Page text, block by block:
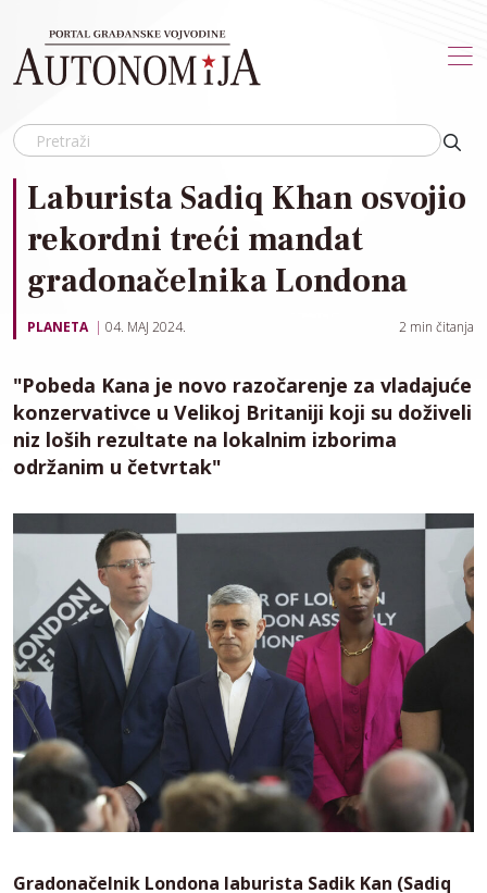
Laburista Sadiq Khan osvojio
rekordni treći mandat
gradonačelnika Londona
PLANETA 04. MAJ 2024. 2 min čitanja
"Pobeda Kana je novo razočarenje za vladajuće
konzervativce u Velikoj Britaniji koji su doživeli
niz loših rezultate na lokalnim izborima
održanim u četvrtak"
Gradonačelnik Londona laburista Sadik Kan (Sadiq